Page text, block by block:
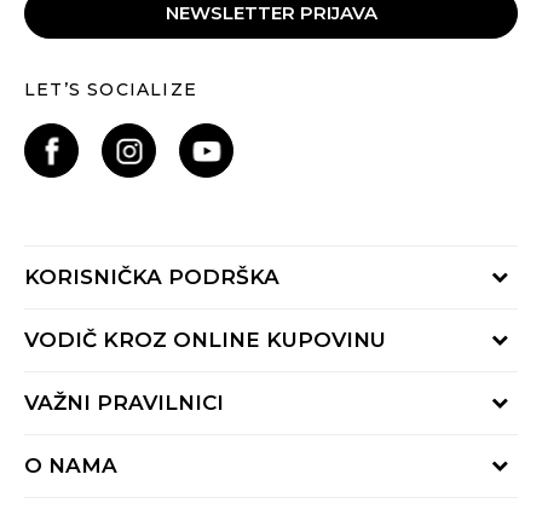
NEWSLETTER PRIJAVA
LET’S SOCIALIZE
KORISNIČKA PODRŠKA
Provjeri status porudžbine
Radno vrijeme 9-16h
VODIČ KROZ ONLINE KUPOVINU
Načini isporuke
Reklamacije
VAŽNI PRAVILNICI
O NAMA